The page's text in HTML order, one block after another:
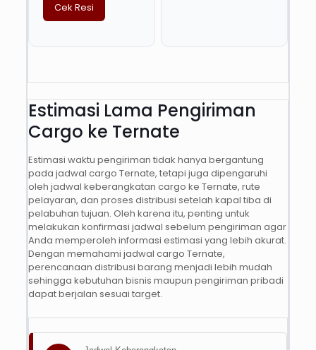
Cek Resi
Estimasi Lama Pengiriman
Cargo ke Ternate
Estimasi waktu pengiriman tidak hanya bergantung
pada jadwal cargo Ternate, tetapi juga dipengaruhi
oleh jadwal keberangkatan cargo ke Ternate, rute
pelayaran, dan proses distribusi setelah kapal tiba di
pelabuhan tujuan. Oleh karena itu, penting untuk
melakukan konfirmasi jadwal sebelum pengiriman agar
Anda memperoleh informasi estimasi yang lebih akurat.
Dengan memahami jadwal cargo Ternate,
perencanaan distribusi barang menjadi lebih mudah
sehingga kebutuhan bisnis maupun pengiriman pribadi
dapat berjalan sesuai target.